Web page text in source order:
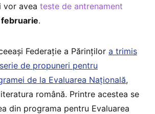
vor avea teste de antrenament
februarie.
Federație a Părinților a trimis
de propuneri pentru
de la Evaluarea Națională,
română. Printre acestea se
din programa pentru Evaluarea